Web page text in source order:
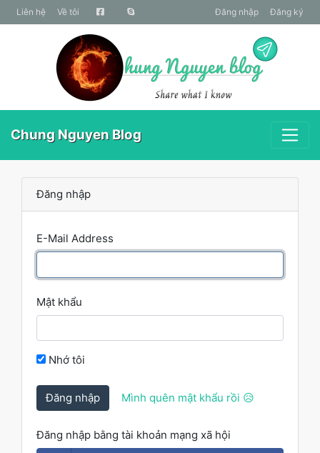
liên hệ Về tôi Đăng nhập Đăng ký
Chung Nguyen Blog
Đăng nhập
E-Mail Address
Mật khẩu
Nhớ tôi
Đăng nhập Mình quên mật khẩu rồi 😥
Đăng nhập bằng tài khoản mạng xã hội